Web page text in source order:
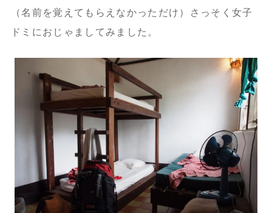
（名前を覚えてもらえなかっただけ）さっそく女子
ドミにおじゃましてみました。